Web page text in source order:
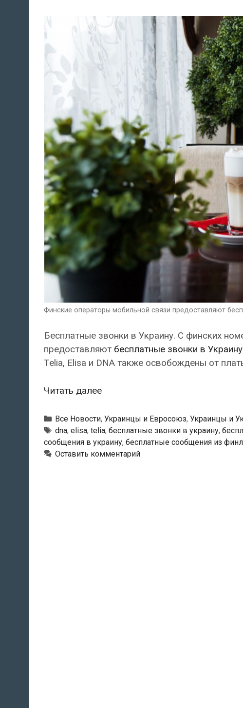
Финские операторы мобильной связи предоставляют
Бесплатные звонки в Украину. С финских
предоставляют бесплатные звонки в Украину
Telia, Elisa и DNA также освобождены от
Читать далееФинские
мобильной
связи
предоставляют
бесплатные
Рубрики
Все Новости, Украинцы и Евросоюз, Украинцы и
Метки
dna, elisa, telia, бесплатные звонки в украину,
сообщения в украину, бесплатные сообщения из
Оставить комментарий